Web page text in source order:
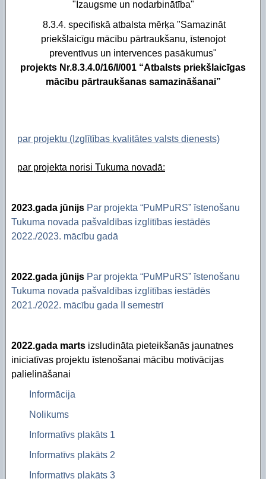
Piekļūstamības paziņojums Izglītības pārvalde
Digitālās plaisas mazināšana sociāli
STEM un pilsoniskā līdzdalība
"Izaugsme un nodarbinātība"
8.3.4. specifiskā atbalsta mērķa "Samazināt
priekšlaicīgu mācību pārtraukšanu, īstenojot
preventīvus un intervences pasākumus"
projekts Nr.8.3.4.0/16/I/001 “Atbalsts priekšlaicīgas
mācību pārtraukšanas samazināšanai”
par projektu (Izglītības kvalitātes valsts dienests)
par projekta norisi Tukuma novadā:
2023.gada jūnijs Par projekta “PuMPuRS” īstenošanu
Tukuma novada pašvaldības izglītības iestādēs
2022./2023. mācību gadā
2022.gada jūnijs Par projekta “PuMPuRS” īstenošanu
Tukuma novada pašvaldības izglītības iestādēs
2021./2022. mācību gada II semestrī
2022.gada marts izsludināta pieteikšanās jaunatnes
iniciatīvas projektu īstenošanai mācību motivācijas
palielināšanai
Informācija
Nolikums
Informatīvs plakāts 1
Informatīvs plakāts 2
Informatīvs plakāts 3